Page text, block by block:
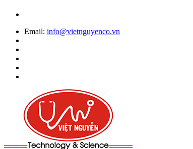
Email: info@vietnguyenco.vn